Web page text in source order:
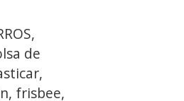
de
frisbee,